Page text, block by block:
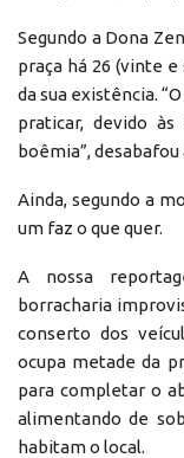
Segundo a Dona
praça há 26 (vinte
da sua existência.
praticar, devido
boêmia”, desabafou
Ainda, segundo a
um faz o que quer.
A nossa
borracharia
conserto dos
ocupa metade da
para completar o
alimentando de
habitam o local.